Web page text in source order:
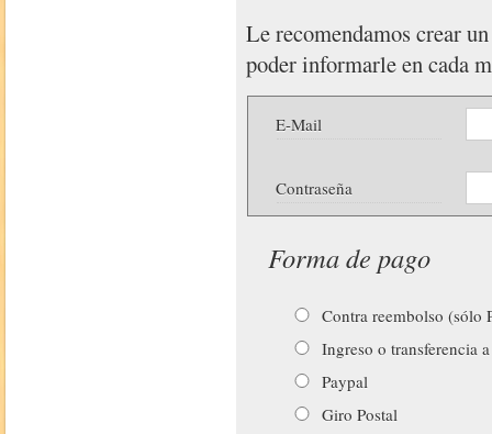
Le recomendamos crear
poder informarle en cada
E-Mail
Contraseña
Forma de pago
Contra reembolso (sólo
Ingreso o transferencia
Paypal
Giro Postal